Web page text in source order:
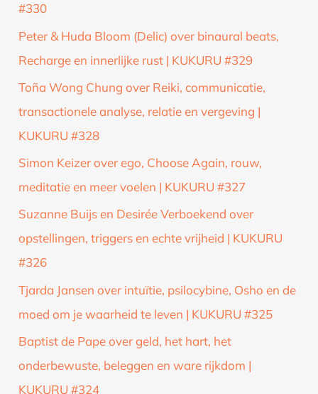
#330
Peter & Huda Bloom (Delic) over binaural beats,
Recharge en innerlijke rust | KUKURU #329
Toña Wong Chung over Reiki, communicatie,
transactionele analyse, relatie en vergeving |
KUKURU #328
Simon Keizer over ego, Choose Again, rouw,
meditatie en meer voelen | KUKURU #327
Suzanne Buijs en Desirée Verboekend over
opstellingen, triggers en echte vrijheid | KUKURU
#326
Tjarda Jansen over intuïtie, psilocybine, Osho en de
moed om je waarheid te leven | KUKURU #325
Baptist de Pape over geld, het hart, het
onderbewuste, beleggen en ware rijkdom |
KUKURU #324